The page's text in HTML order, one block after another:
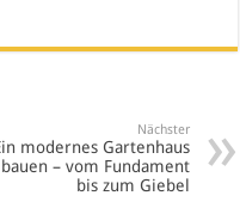
Nächster
modernes Gartenhaus
– vom Fundament
bis zum Giebel